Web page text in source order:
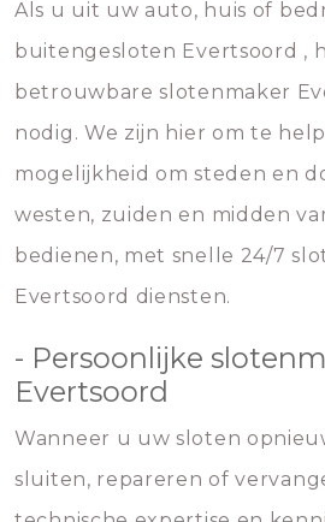
Als u uit uw auto, huis of
buitengesloten Evertsoord ,
betrouwbare slotenmaker
nodig. We zijn hier om te
mogelijkheid om steden en
westen, zuiden en midden
bedienen, met snelle 24/7
Evertsoord diensten.
- Persoonlijke
Evertsoord
Wanneer u uw sloten
sluiten, repareren of